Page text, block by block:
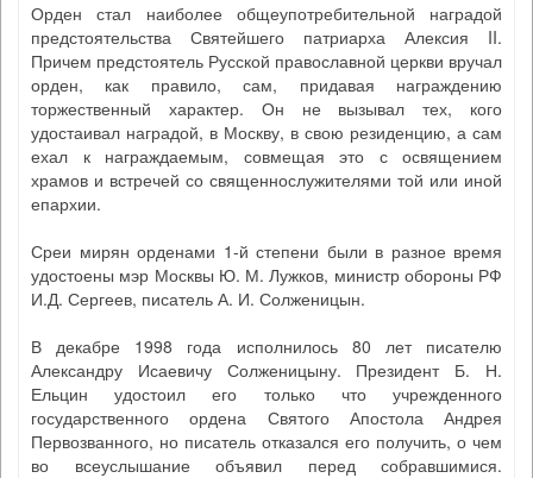
Орден стал наиболее общеупотребительной наградой
предстоятельства Святейшего патриарха Алексия II.
Причем предстоятель Русской православной церкви вручал
орден, как правило, сам, придавая награждению
торжественный характер. Он не вызывал тех, кого
удостаивал наградой, в Москву, в свою резиденцию, а сам
ехал к награждаемым, совмещая это с освящением
храмов и встречей со священнослужителями той или иной
епархии.
Среи мирян орденами 1-й степени были в разное время
удостоены мэр Москвы Ю. М. Лужков, министр обороны РФ
И.Д. Сергеев, писатель А. И. Солженицын.
В декабре 1998 года исполнилось 80 лет писателю
Александру Исаевичу Солженицыну. Президент Б. Н.
Ельцин удостоил его только что учрежденного
государственного ордена Святого Апостола Андрея
Первозванного, но писатель отказался его получить, о чем
во всеуслышание объявил перед собравшимися.